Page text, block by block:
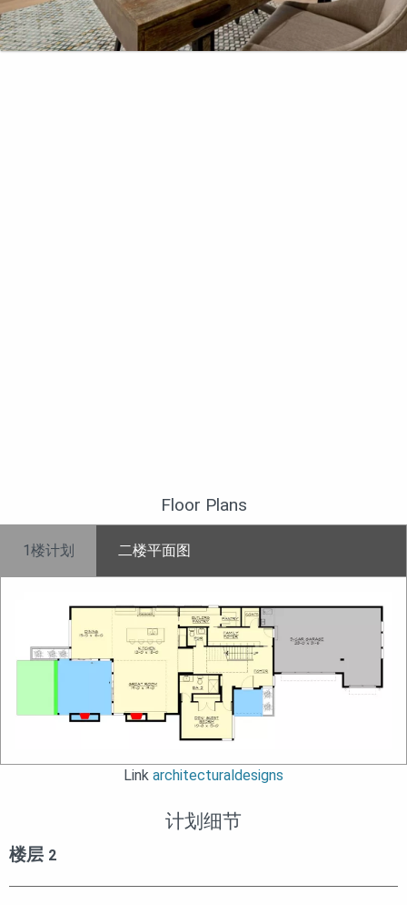
Floor Plans
1楼计划 二楼平面图
Link architecturaldesigns
计划细节
楼层 2